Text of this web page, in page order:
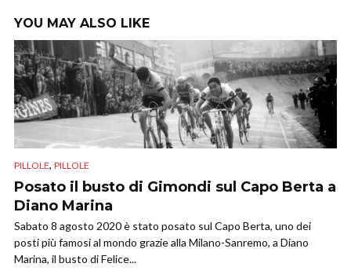
YOU MAY ALSO LIKE
PILLOLE, PILLOLE
Posato il busto di Gimondi sul Capo Berta a
Diano Marina
Sabato 8 agosto 2020 è stato posato sul Capo Berta, uno dei
posti più famosi al mondo grazie alla Milano-Sanremo, a Diano
Marina, il busto di Felice...